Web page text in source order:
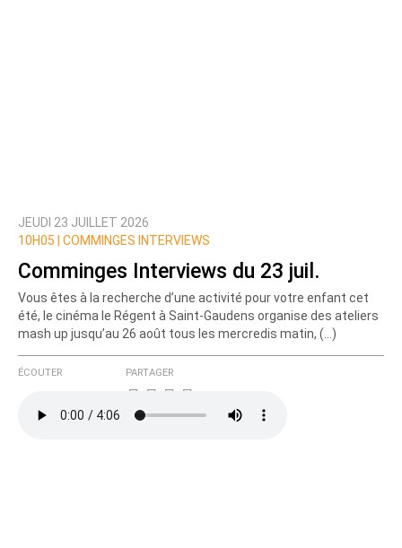
Prévenez-moi de tous les nouveaux commentaires
JEUDI 23 JUILLET 2026
10H05 |
COMMINGES INTERVIEWS
Comminges Interviews du 23 juil.
Vous êtes à la recherche d’une activité pour votre enfant cet
été, le cinéma le Régent à Saint-Gaudens organise des ateliers
mash up jusqu’au 26 août tous les mercredis matin, (…)
ÉCOUTER PARTAGER